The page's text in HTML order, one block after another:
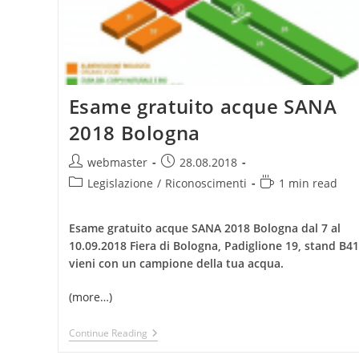
Esame gratuito acque SANA
2018 Bologna
Post
author:
webmaster
Post
published:
28.08.2018
PostLegislazione / Riconoscimenti
Reading
1 min read
Esame gratuito acque SANA 2018 Bologna dal 7 al
10.09.2018 Fiera di Bologna, Padiglione 19, stand B41
vieni con un campione della tua acqua.
(more…)
Continue ReadingEsame
Gratuito